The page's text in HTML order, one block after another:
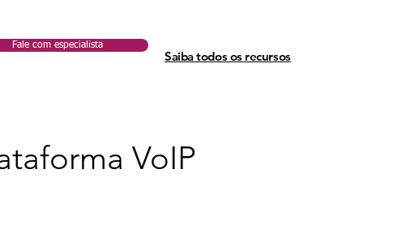
Fale com especialista
Saiba todos os recursos
VoIP